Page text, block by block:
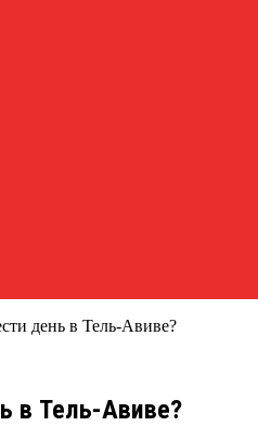
день в Тель-Авиве?
в Тель-Авиве?